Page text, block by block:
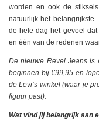
worden en ook de
natuurlijk het
de hele dag het gevoel
en één van de redenen
De nieuwe Revel Jeans is
beginnen bij €99,95 en
de Levi’s winkel (waar je
figuur past).
Wat vind jij belangrijk aan